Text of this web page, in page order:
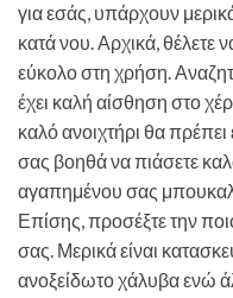
για εσάς, υπάρχουν
κατά νου. Αρχικά, θέλετε
εύκολο στη χρήση.
έχει καλή αίσθηση στο
καλό ανοιχτήρι θα
σας βοηθά να πιάσετε
αγαπημένου σας
Επίσης, προσέξτε την
σας. Μερικά είναι
ανοξείδωτο χάλυβα ενώ